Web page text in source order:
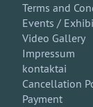
Terms and
Events /
Video Gallery
Impressum
kontaktai
Cancellation
Payment